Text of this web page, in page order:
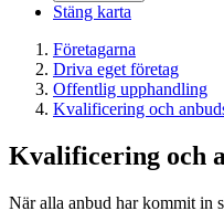
Stäng karta
Företagarna
Driva eget företag
Offentlig upphandling
Kvalificering och
Kvalificering och
När alla anbud har kommit in